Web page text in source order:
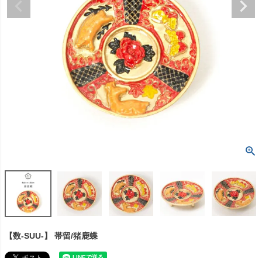
【数-SUU-】 帯留/猪鹿蝶